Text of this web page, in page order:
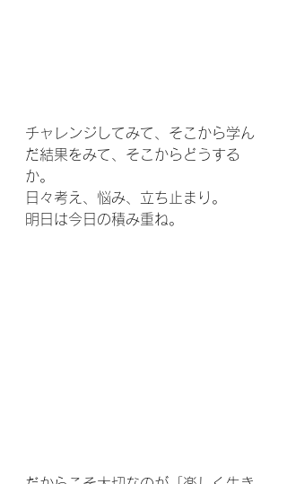
チャレンジしてみて、そこから学ん
だ結果をみて、そこからどうする
か。
日々考え、悩み、立ち止まり。
明日は今日の積み重ね。